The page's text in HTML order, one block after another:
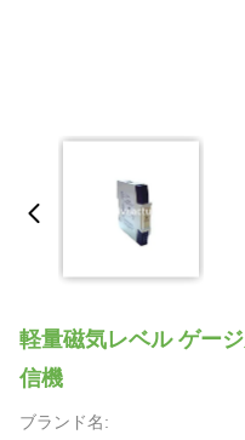
軽量磁気レベル ゲー
信機
ブランド名: